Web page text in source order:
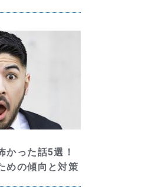
かった話5選！
めの傾向と対策